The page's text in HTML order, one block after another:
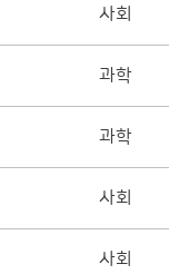
사회
과학
과학
사회
사회